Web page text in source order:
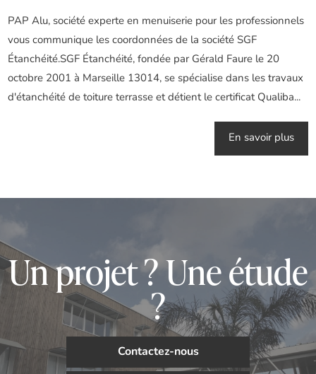
PAP Alu, société experte en menuiserie pour les professionnels
vous communique les coordonnées de la société SGF
Étanchéité.SGF Étanchéité, fondée par Gérald Faure le 20
octobre 2001 à Marseille 13014, se spécialise dans les travaux
d'étanchéité de toiture terrasse et détient le certificat Qualiba...
En savoir plus
Un projet ? Une étude
?
Contactez-nous